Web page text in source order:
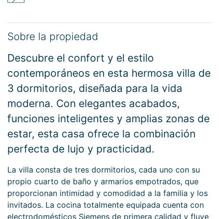
Sobre la propiedad
Descubre el confort y el estilo
contemporáneos en esta hermosa villa de
3 dormitorios, diseñada para la vida
moderna. Con elegantes acabados,
funciones inteligentes y amplias zonas de
estar, esta casa ofrece la combinación
perfecta de lujo y practicidad.
La villa consta de tres dormitorios, cada uno con su
propio cuarto de baño y armarios empotrados, que
proporcionan intimidad y comodidad a la familia y los
invitados. La cocina totalmente equipada cuenta con
electrodomésticos Siemens de primera calidad y fluye